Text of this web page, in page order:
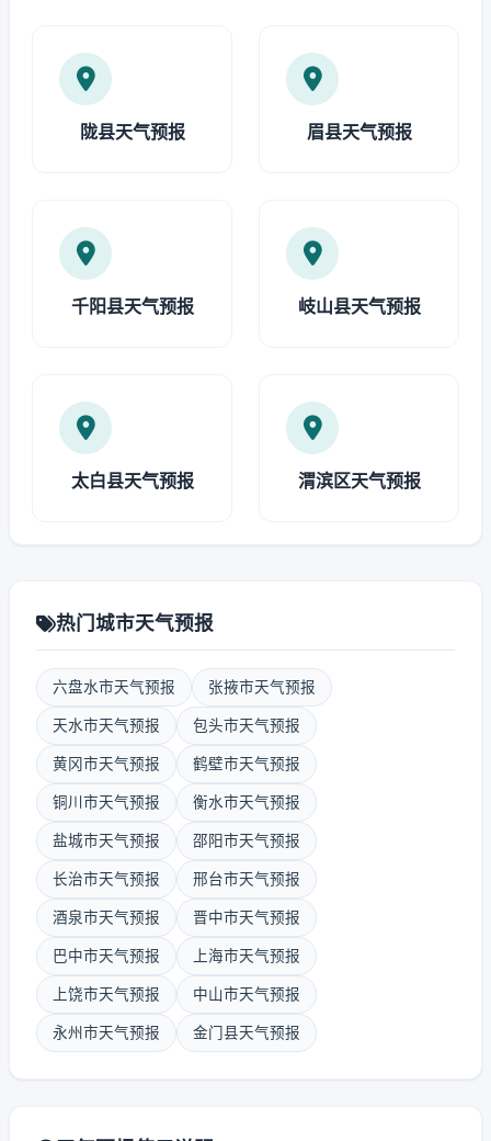
陇县天气预报 眉县天气预报
千阳县天气预报 岐山县天气预报
太白县天气预报 渭滨区天气预报
热门城市天气预报
六盘水市天气预报 张掖市天气预报
天水市天气预报 包头市天气预报
黄冈市天气预报 鹤壁市天气预报
铜川市天气预报 衡水市天气预报
盐城市天气预报 邵阳市天气预报
长治市天气预报 邢台市天气预报
酒泉市天气预报 晋中市天气预报
巴中市天气预报 上海市天气预报
上饶市天气预报 中山市天气预报
永州市天气预报 金门县天气预报